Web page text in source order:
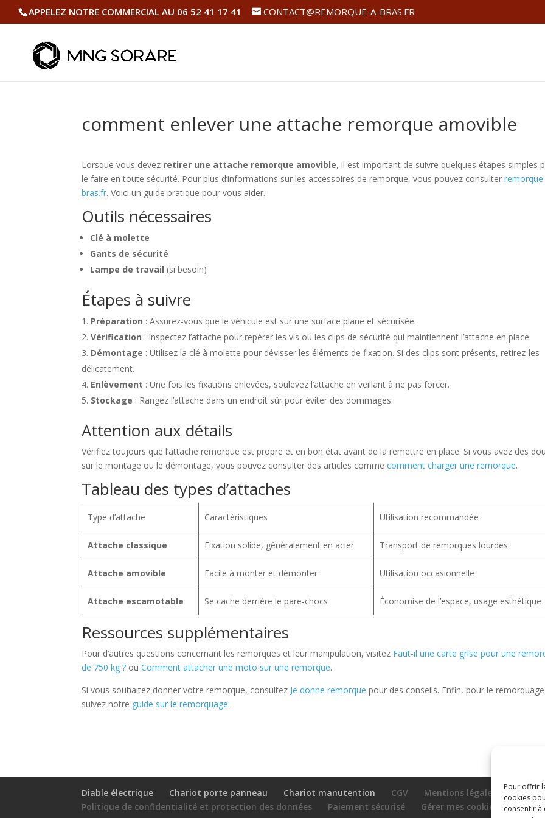
Pour offrir
cookies
consentir à
APPELEZ NOTRE COMMERCIAL AU 06 52 41 17 41 CONTACT@REMORQUE-A-BRAS.FR
comment enlever une attache remorque amovible
Lorsque vous devez retirer une attache remorque amovible, il est important de suivre quelques étapes simples
le faire en toute sécurité. Pour plus d’informations sur les accessoires de remorque, vous pouvez consulter
bras.fr. Voici un guide pratique pour vous aider.
Outils nécessaires
Clé à molette
Gants de sécurité
Lampe de travail (si besoin)
Étapes à suivre
Préparation : Assurez-vous que le véhicule est sur une surface plane et sécurisée.
Vérification : Inspectez l’attache pour repérer les vis ou les clips de sécurité qui maintiennent l’attache en place.
Démontage : Utilisez la clé à molette pour dévisser les éléments de fixation. Si des clips sont présents, retirez-les
délicatement.
Enlèvement : Une fois les fixations enlevées, soulevez l’attache en veillant à ne pas forcer.
Stockage : Rangez l’attache dans un endroit sûr pour éviter des dommages.
Attention aux détails
Vérifiez toujours que l’attache remorque est propre et en bon état avant de la remettre en place. Si vous avez des
sur le montage ou le démontage, vous pouvez consulter des articles commecomment charger une remorque.
Tableau des types d’attaches
Type d’attache Caractéristiques Utilisation recommandée
Attache classique Fixation solide, généralement en acier Transport de remorques lourdes
Attache amovible Facile à monter et démonter Utilisation occasionnelle
Attache escamotable Se cache derrière le pare-chocs Économise de l’espace, usage esthétique
Ressources supplémentaires
Pour d’autres questions concernant les remorques et leur manipulation, visitez Faut-il une carte grise pour une
de 750 kg ? ouComment attacher une moto sur une remorque.
Si vous souhaitez donner votre remorque, consultez Je donne remorque pour des conseils. Enfin, pour le
suivez notre guide sur le remorquage.
Diable électrique Chariot porte panneau Chariot manutention CGV
Mentions légales
Politique de confidentialité et protection des données
Paiement sécurisé Gérer mes cookies Nous